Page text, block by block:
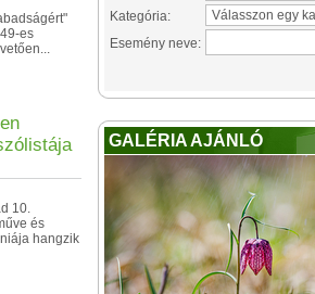
es
10.
és
hangzik
Kategória:
Esemény neve:
GALÉRIA AJÁNLÓ